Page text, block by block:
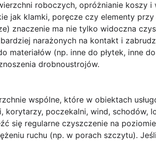
roboczych, opróżnianie koszy
jak klamki, poręcze czy elementy
znaczenie ma nie tylko widoczna
narażonych na kontakt i
materiałów (np. inne do płytek, inne
drobnoustrojów.
wspólne, które w obiektach
korytarzy, poczekalni, wind, schodów,
się regularne czyszczenie na
ruchu (np. w porach szczytu).